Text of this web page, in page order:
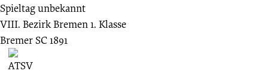
Spieltag unbekannt
VIII. Bezirk Bremen 1. Klasse
Bremer SC 1891